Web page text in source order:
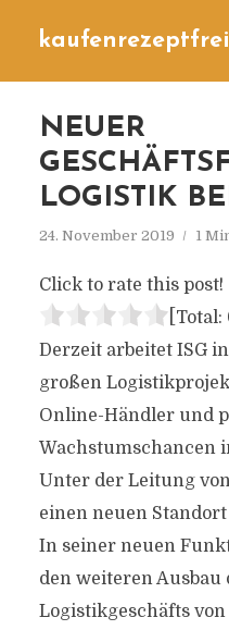
NEUER
LOGISTIK
24. November 2019 1
Click to rate this post!
[Total:
Derzeit arbeitet ISG
großen
Online-Händler und
Wachstumschancen
Unter der Leitung
einen neuen
In seiner neuen
den weiteren
Logistikgeschäfts